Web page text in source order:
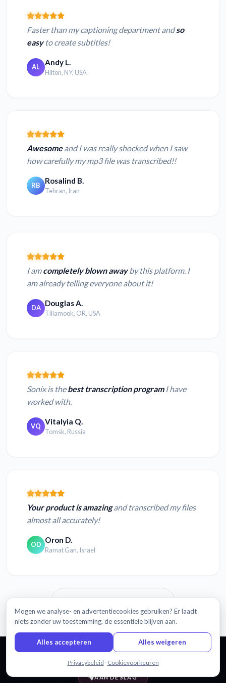
Faster than my captioning department andso
easyto create subtitles!
AL Andy L.
Hilton, NY, USA
Awesomeand I was really shocked when I saw
how carefully my mp3 file was transcribed!!
RB Rosalind B.
Tehran, Iran
I amcompletely blown awayby this platform. I
am already telling everyone about it!
DA Douglas A.
Tillamook, OR, USA
Sonix is thebest transcription programI have
worked with.
VQ Vitalyia Q.
Tomsk, Russia
Your product is amazingand transcribed my files
almost all accurately!
OD Oron D.
Ramat Gan, Israel
AAN DE SLAG
Mogen we analyse- en advertentiecookies gebruiken? Er laadt
niets zonder uw toestemming, de essentiële blijven aan.
Alles accepteren Alles weigeren
Privacybeleid · Cookievoorkeuren